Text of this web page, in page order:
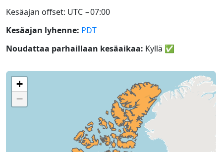
Kesäajan offset: UTC −07:00
Kesäajan lyhenne: PDT
Noudattaa parhaillaan kesäaikaa: Kyllä ✅
+
−